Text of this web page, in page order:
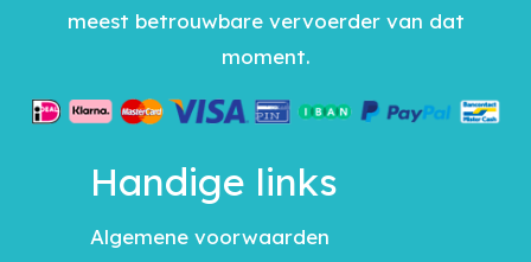
meest betrouwbare vervoerder van dat
moment.
Handige links
Algemene voorwaarden